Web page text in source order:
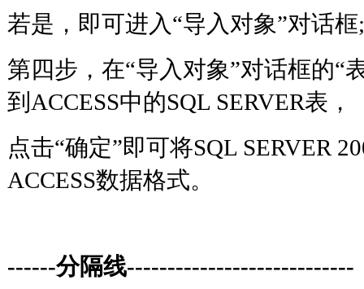
若是，即可进入“导入对象”对
第四步，在“导入对象”对话框的“
到ACCESS中的SQL SERVER表，
点击“确定”即可将SQL SERVER
ACCESS数据格式。
------分隔线----------------------------